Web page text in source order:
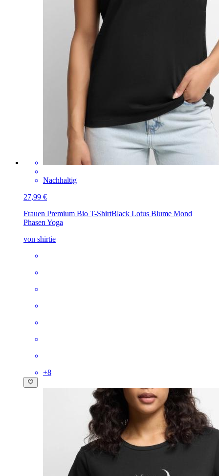
Nachhaltig
27,99 €
Frauen Premium Bio T-ShirtBlack Lotus Blume Mond
Phasen Yoga
von shirtie
+8